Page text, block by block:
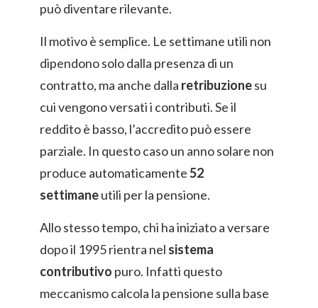
può diventare rilevante.
Il motivo è semplice. Le settimane utili non
dipendono solo dalla presenza di un
contratto, ma anche dalla retribuzionesu
cui vengono versati i contributi. Se il
reddito è basso, l’accredito può essere
parziale. In questo caso un anno solare non
produce automaticamente52
settimaneutili per la pensione.
Allo stesso tempo, chi ha iniziato a versare
dopo il 1995 rientra nel sistema
contributivo puro. Infatti questo
meccanismo calcola la pensione sulla base